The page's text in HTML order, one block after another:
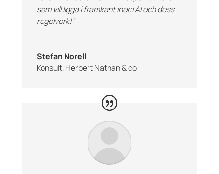
som vill ligga i framkant inom AI och dess
regelverk!”
Stefan Norell
Konsult, Herbert Nathan & co